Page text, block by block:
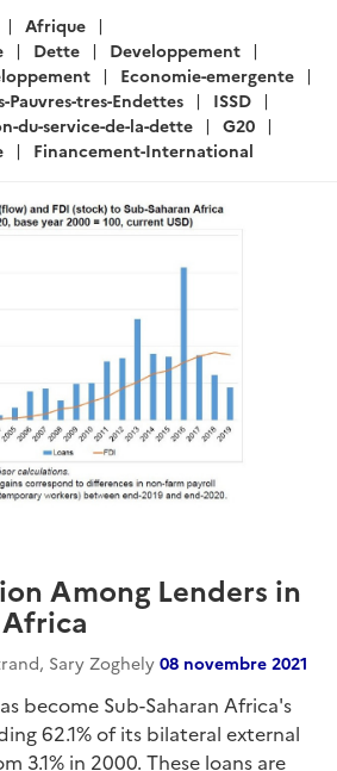
Afrique
Dette
Developpement
Economie-emergente
Pauvres-tres-Endettes
ISSD
du-service-de-la-dette
G20
Financement-International
Among Lenders in
Africa
Sary Zoghely 08 novembre 2021
become Sub-Saharan Africa's
62.1% of its bilateral external
3.1% in 2000. These loans are